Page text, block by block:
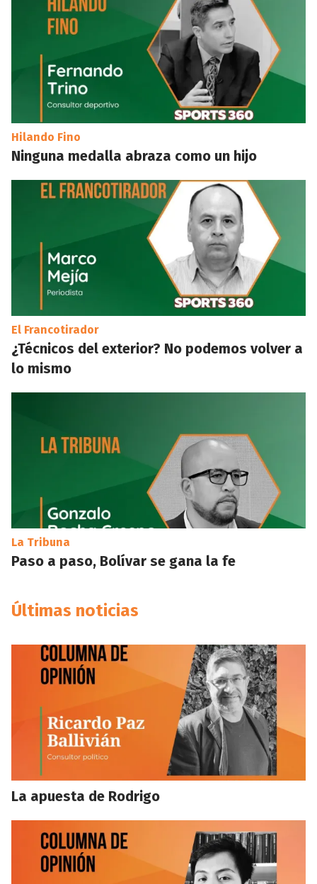
Hilando Fino
Ninguna medalla abraza como un hijo
El Francotirador
¿Técnicos del exterior? No podemos volver a
lo mismo
La Tribuna
Paso a paso, Bolívar se gana la fe
Últimas noticias
La apuesta de Rodrigo